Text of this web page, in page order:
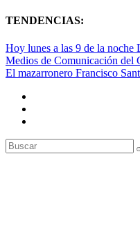
TENDENCIAS:
Hoy lunes a las 9 de la noche
Medios de Comunicación del
El mazarronero Francisco